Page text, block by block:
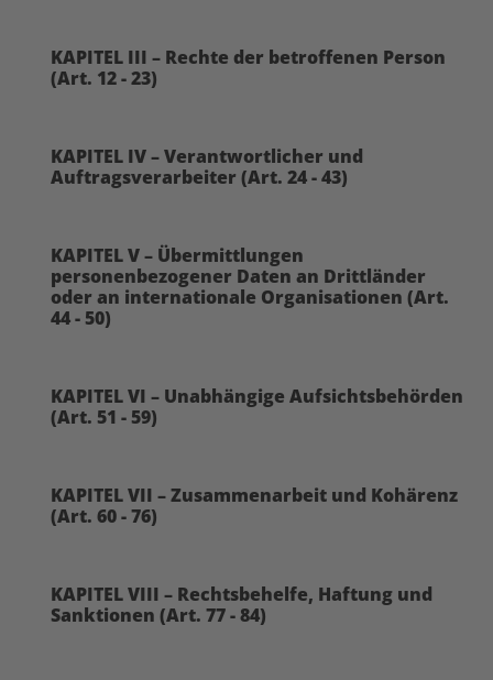
KAPITEL III – Rechte der betroffenen Person
(Art. 12 - 23)
KAPITEL IV – Verantwortlicher und
Auftragsverarbeiter (Art. 24 - 43)
KAPITEL V – Übermittlungen
personenbezogener Daten an Drittländer
oder an internationale Organisationen (Art.
44 - 50)
KAPITEL VI – Unabhängige Aufsichtsbehörden
(Art. 51 - 59)
KAPITEL VII – Zusammenarbeit und Kohärenz
(Art. 60 - 76)
KAPITEL VIII – Rechtsbehelfe, Haftung und
Sanktionen (Art. 77 - 84)